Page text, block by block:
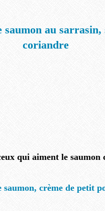
au sarrasin,
coriandre
qui aiment le saumon
crème de petit